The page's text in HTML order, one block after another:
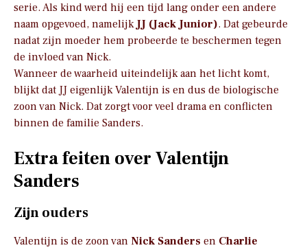
serie. Als kind werd hij een tijd lang onder een andere
naam opgevoed, namelijkJJ (Jack Junior). Dat gebeurde
nadat zijn moeder hem probeerde te beschermen tegen
de invloed van Nick.
Wanneer de waarheid uiteindelijk aan het licht komt,
blijkt dat JJ eigenlijk Valentijn is en dus de biologische
zoon van Nick. Dat zorgt voor veel drama en conflicten
binnen de familie Sanders.
Extra feiten over Valentijn
Sanders
Zijn ouders
Valentijn is de zoon van Nick Sanders en Charlie